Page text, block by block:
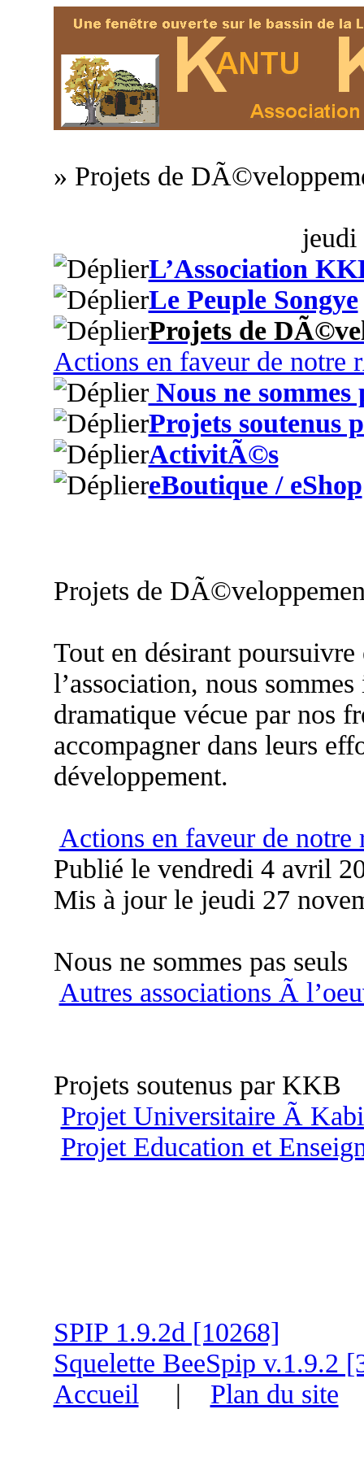
» Projets de
jeudi
L’Association
Le Peuple Songye
Projets de
Actions en faveur de notre
Nous ne sommes
Projets soutenus
ActivitÃ©s
eBoutique / eShop
Projets de
Tout en désirant
l’association, nous
dramatique vécue par nos
accompagner dans leurs
développement.
Actions en faveur de
Publié le vendredi 4 avril
Mis à jour le jeudi 27
Nous ne sommes pas seuls
Autres associations Ã
Projets soutenus par KKB
Projet Universitaire Ã
Projet Education et
SPIP 1.9.2d [10268]
Squelette BeeSpip v.1.9.2
Accueil | Plan du site